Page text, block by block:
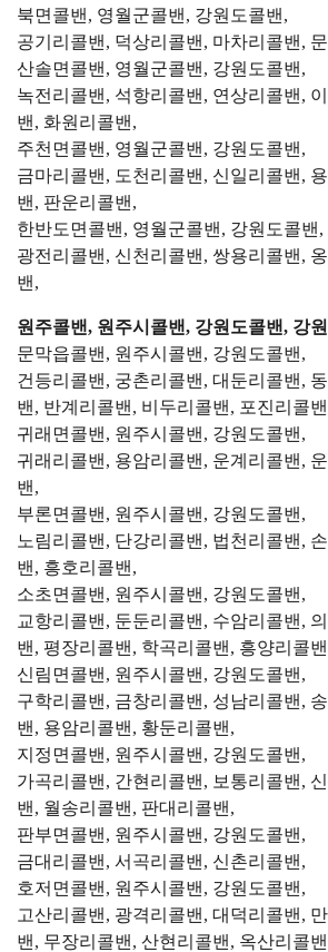
북면콜밴, 영월군콜밴, 강원도콜밴,
공기리콜밴, 덕상리콜밴, 마차리콜밴,
산솔면콜밴, 영월군콜밴, 강원도콜밴,
녹전리콜밴, 석항리콜밴, 연상리콜밴,
밴, 화원리콜밴,
주천면콜밴, 영월군콜밴, 강원도콜밴,
금마리콜밴, 도천리콜밴, 신일리콜밴,
밴, 판운리콜밴,
한반도면콜밴, 영월군콜밴, 강원도콜밴,
광전리콜밴, 신천리콜밴, 쌍용리콜밴,
밴,
원주콜밴, 원주시콜밴, 강원도콜밴, 강
문막읍콜밴, 원주시콜밴, 강원도콜밴,
건등리콜밴, 궁촌리콜밴, 대둔리콜밴,
밴, 반계리콜밴, 비두리콜밴, 포진리콜
귀래면콜밴, 원주시콜밴, 강원도콜밴,
귀래리콜밴, 용암리콜밴, 운계리콜밴,
밴,
부론면콜밴, 원주시콜밴, 강원도콜밴,
노림리콜밴, 단강리콜밴, 법천리콜밴,
밴, 흥호리콜밴,
소초면콜밴, 원주시콜밴, 강원도콜밴,
교항리콜밴, 둔둔리콜밴, 수암리콜밴,
밴, 평장리콜밴, 학곡리콜밴, 흥양리콜
신림면콜밴, 원주시콜밴, 강원도콜밴,
구학리콜밴, 금창리콜밴, 성남리콜밴,
밴, 용암리콜밴, 황둔리콜밴,
지정면콜밴, 원주시콜밴, 강원도콜밴,
가곡리콜밴, 간현리콜밴, 보통리콜밴,
밴, 월송리콜밴, 판대리콜밴,
판부면콜밴, 원주시콜밴, 강원도콜밴,
금대리콜밴, 서곡리콜밴, 신촌리콜밴,
호저면콜밴, 원주시콜밴, 강원도콜밴,
고산리콜밴, 광격리콜밴, 대덕리콜밴,
밴, 무장리콜밴, 산현리콜밴, 옥산리콜